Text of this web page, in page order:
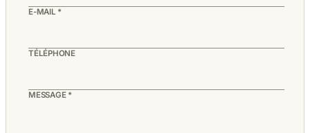
E-MAIL *
TÉLÉPHONE
MESSAGE*